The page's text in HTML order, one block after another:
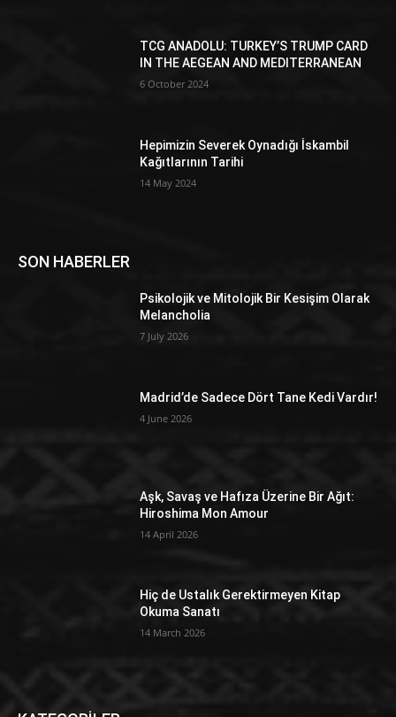
TCG ANADOLU: TURKEY’S TRUMP CARD
IN THE AEGEAN AND MEDITERRANEAN
6 October 2024
Hepimizin Severek Oynadığı İskambil
Kağıtlarının Tarihi
14 May 2024
SON HABERLER
Psikolojik ve Mitolojik Bir Kesişim Olarak
Melancholia
7 July 2026
Madrid’de Sadece Dört Tane Kedi Vardır!
4 June 2026
Aşk, Savaş ve Hafıza Üzerine Bir Ağıt:
Hiroshima Mon Amour
14 April 2026
Hiç de Ustalık Gerektirmeyen Kitap
Okuma Sanatı
14 March 2026